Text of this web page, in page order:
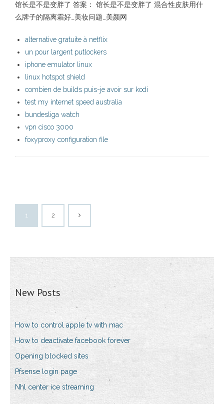
馆长是不是变胖了 答案： 馆长是不是变胖了 混合性皮肤用什
么牌子的隔离霜好_美妆问题_美颜网
alternative gratuite à netflix
un pour largent putlockers
iphone emulator linux
linux hotspot shield
combien de builds puis-je avoir sur kodi
test my internet speed australia
bundesliga watch
vpn cisco 3000
foxyproxy configuration file
1 2
New Posts
How to control apple tv with mac
How to deactivate facebook forever
Opening blocked sites
Pfsense login page
Nhl center ice streaming